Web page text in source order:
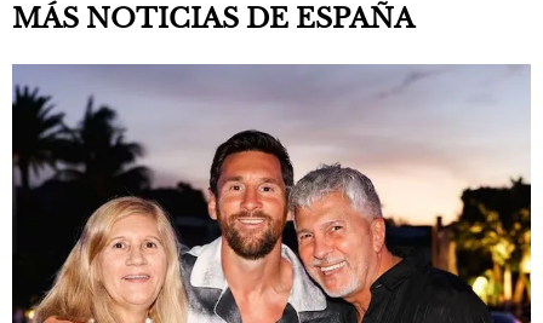
MÁS NOTICIAS DE ESPAÑA